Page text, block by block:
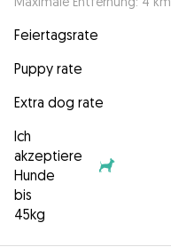
Feiertagsrate
Puppy rate
Extra dog rate
Ich
akzeptiere
Hunde
bis
45kg